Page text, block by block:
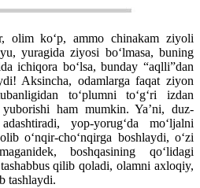
olim koʻp, ammo chinakam ziyoli
yuragida ziyosi boʻlmasa, buning
ichiqora boʻlsa, bunday “aqlli”dan
Aksincha, odamlarga faqat ziyon
toʻplumni toʻgʻri izdan
ham mumkin. Yaʼni, duz-
yop-yorugʻda moʻljalni
oʻnqir-choʻnqirga boshlaydi, oʻzi
boshqasining qoʻlidagi
qilib qoladi, olamni axloqiy,
tashlaydi.